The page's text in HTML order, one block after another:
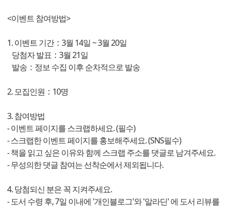
<이벤트 참여방법>
1. 이벤트 기간 : 3월 14일 ~ 3월 20일
당첨자 발표 : 3월 21일
발송 : 정보 수집 이후 순차적으로 발송
2. 모집인원 : 10명
3. 참여방법
- 이벤트 페이지를 스크랩하세요. (필수)
- 스크랩한 이벤트 페이지를 홍보해주세요. (SNS필수)
- 책을 읽고 싶은 이유와 함께 스크랩 주소를 댓글로 남겨주세요.
- 무성의한 댓글 참여는 선착순에서 제외됩니다.
4. 당첨되신 분은 꼭 지켜주세요.
- 도서 수령 후, 7일 이내에 '개인블로그'와 '알라딘' 에 도서 리뷰를